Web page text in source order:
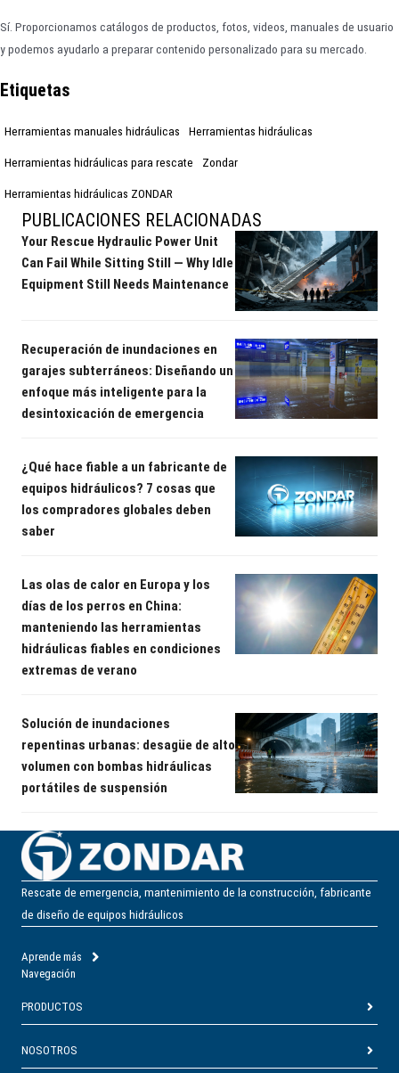
Sí. Proporcionamos catálogos de productos, fotos, videos, manuales de usuario
y podemos ayudarlo a preparar contenido personalizado para su mercado.
Etiquetas
Herramientas manuales hidráulicas Herramientas hidráulicas
Herramientas hidráulicas para rescate Zondar
Herramientas hidráulicas ZONDAR
PUBLICACIONES RELACIONADAS
Your Rescue Hydraulic Power Unit
Can Fail While Sitting Still — Why Idle
Equipment Still Needs Maintenance
Recuperación de inundaciones en
garajes subterráneos: Diseñando un
enfoque más inteligente para la
desintoxicación de emergencia
¿Qué hace fiable a un fabricante de
equipos hidráulicos? 7 cosas que
los compradores globales deben
saber
Las olas de calor en Europa y los
días de los perros en China:
manteniendo las herramientas
hidráulicas fiables en condiciones
extremas de verano
Solución de inundaciones
repentinas urbanas: desagüe de alto
volumen con bombas hidráulicas
portátiles de suspensión
Rescate de emergencia, mantenimiento de la construcción, fabricante
de diseño de equipos hidráulicos
Aprende más
Navegación
PRODUCTOS
NOSOTROS